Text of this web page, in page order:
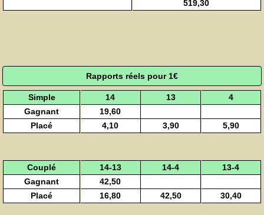
519,30
Rapports réels pour 1€
Simple 14 13
4
Gagnant
19,60
Placé
4,10 3,90 5,90
Couplé 14-13 14-4
13-4
Gagnant
42,50
Placé
16,80 42,50 30,40